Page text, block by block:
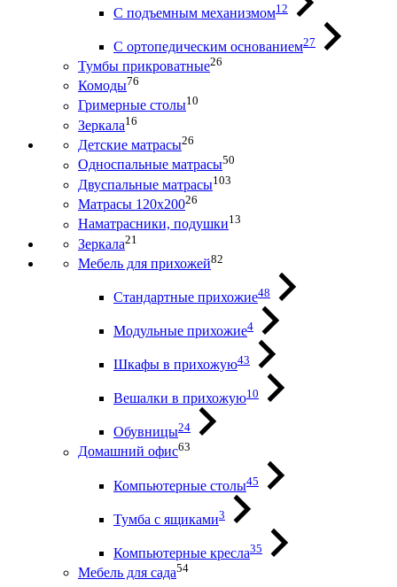
С подъемным механизмом12
С ортопедическим основанием27
Тумбы прикроватные26
Комоды76
Гримерные столы10
Зеркала16
Детские матрасы26
Односпальные матрасы50
Двуспальные матрасы103
Матрасы 120х20026
Наматрасники, подушки13
Зеркала21
Мебель для прихожей82
Стандартные прихожие48
Модульные прихожие4
Шкафы в прихожую43
Вешалки в прихожую10
Обувницы24
Домашний офис63
Компьютерные столы45
Тумба с ящиками3
Компьютерные кресла35
Мебель для сада54